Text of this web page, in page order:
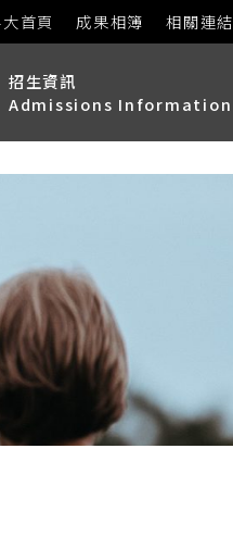
首頁 成果相簿 相關連結
招生資訊
Admissions Information